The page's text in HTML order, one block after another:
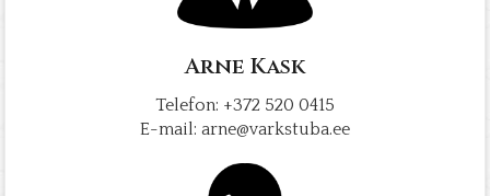
Arne Kask
Telefon: +372 520 0415
E-mail: arne@varkstuba.ee